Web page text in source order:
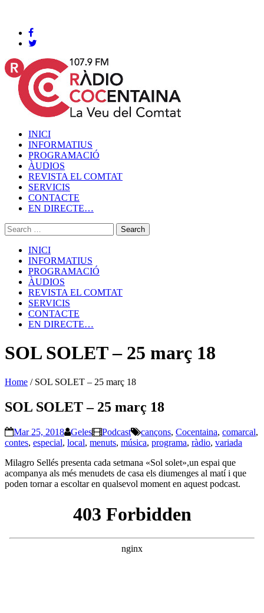
INICI
INFORMATIUS
PROGRAMACIÓ
ÀUDIOS
REVISTA EL COMTAT
SERVICIS
CONTACTE
EN DIRECTE…
INICI
INFORMATIUS
PROGRAMACIÓ
ÀUDIOS
REVISTA EL COMTAT
SERVICIS
CONTACTE
EN DIRECTE…
SOL SOLET – 25 març 18
Home / SOL SOLET – 25 març 18
SOL SOLET – 25 març 18
Mar 25, 2018 Geles Podcast cançons, Cocentaina, comarcal,
contes, especial, local, menuts, música, programa, ràdio, variada
Milagro Sellés presenta cada setmana «Sol solet»,un espai que
acompanya als més menudets de casa els diumenges al matí i que
poden tornar a escoltar en qualsevol moment en aquest podcast.